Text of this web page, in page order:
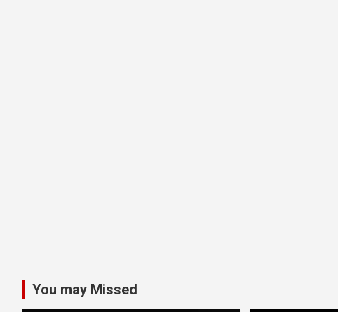
You may Missed